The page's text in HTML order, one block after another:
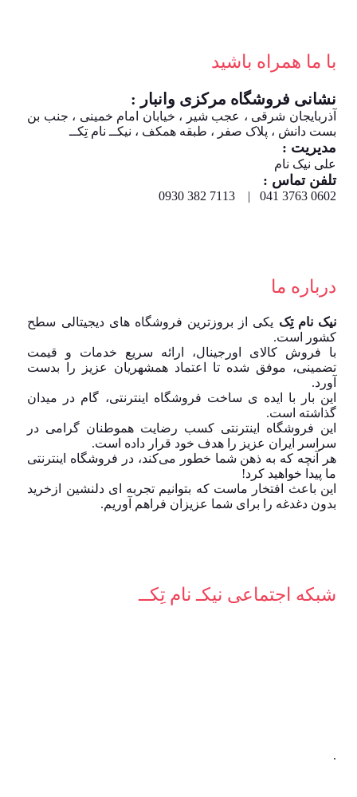
با ما همراه باشید
نشانی فروشگاه مرکزی وانبار :
آذربایجان شرقی ، عجب شیر ، خیابان امام خمینی ، جنب بن
بست دانش ، پلاک صفر ، طبقه همکف ، نیکــ نام تِکــ
مدیریت :
علی نیک نام
تلفن تماس :
0602 3763 041 | 7113 382 0930
درباره ما
نیک نام تِک یکی از بروزترین فروشگاه های دیجیتالی سطح
کشور است.
با فروش کالای اورجینال، ارائه سریع خدمات و قیمت
تضمینی، موفق شده تا اعتماد همشهریان عزیز را بدست
آورد.
این بار با ایده ی ساخت فروشگاه اینترنتی، گام در میدان
گذاشته است.
این فروشگاه اینترنتی کسب رضایت هموطنان گرامی در
سراسر ایران عزیز را هدف خود قرار داده است.
هر آنچه که به ذهن شما خطور می‌کند، در فروشگاه اینترنتی
ما پیدا خواهید کرد!
این باعث افتخار ماست که بتوانیم تجربه ای دلنشین ازخرید
بدون دغدغه را برای شما عزیزان فراهم آوریم.
شبکه‌ اجتماعی نیکـ نام تِکــ
.